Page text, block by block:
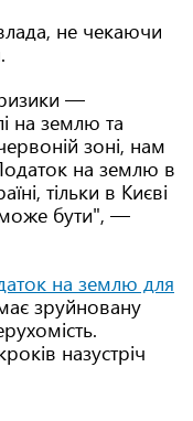
не чекаючи
—
на землю та
зоні, нам
на землю в
тільки в Києві
бути", —
на землю для
зруйновану
назустріч